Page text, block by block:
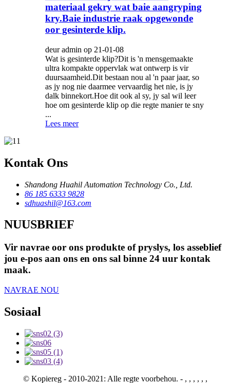
materiaal gekry wat baie aangryping
kry.Baie industrie raak opgewonde
oor gesinterde klip.
deur admin op 21-01-08
Wat is gesinterde klip?Dit is 'n mensgemaakte
ultra kompakte oppervlak wat ontwerp is vir
duursaamheid.Dit bestaan ​​nou al 'n paar jaar, so
as jy nog nie daarmee vervaardig het nie, is jy
dalk binnekort.Hoe dit ook al sy, jy sal wil leer
hoe om gesinterde klip op die regte manier te sny
...
Lees meer
Kontak Ons
Shandong Huahil Automation Technology Co., Ltd.
86 185 6333 9828
sdhuashil@163.com
NUUSBRIEF
Vir navrae oor ons produkte of pryslys, los asseblief
jou e-pos aan ons en ons sal binne 24 uur kontak
maak.
NAVRAE NOU
Sosiaal
© Kopiereg - 2010-2021: Alle regte voorbehou. - , , , , , ,